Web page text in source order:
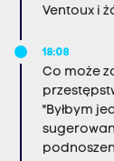
Ventoux i
18:08
Co może
"Byłbym